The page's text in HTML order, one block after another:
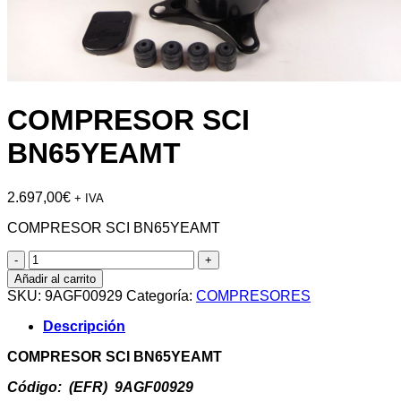
COMPRESOR SCI
BN65YEAMT
2.697,00€ + IVA
COMPRESOR SCI BN65YEAMT
COMPRESOR
SCI
BN65YEAMT
cantidad
Añadir al carrito
SKU: 9AGF00929 Categoría: COMPRESORES
Descripción
COMPRESOR SCI BN65YEAMT
Código: (EFR) 9AGF00929